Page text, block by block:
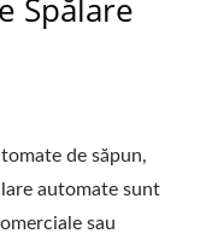
Spălare
de săpun,
automate sunt
sau